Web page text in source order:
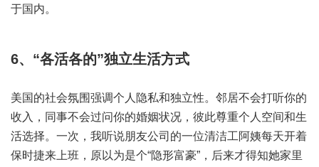
于国内。
6、“各活各的”独立生活方式
美国的社会氛围强调个人隐私和独立性。邻居不会打听你的
收入，同事不会过问你的婚姻状况，彼此尊重个人空间和生
活选择。一次，我听说朋友公司的一位清洁工阿姨每天开着
保时捷来上班，原以为是个“隐形富豪”，后来才得知她家里